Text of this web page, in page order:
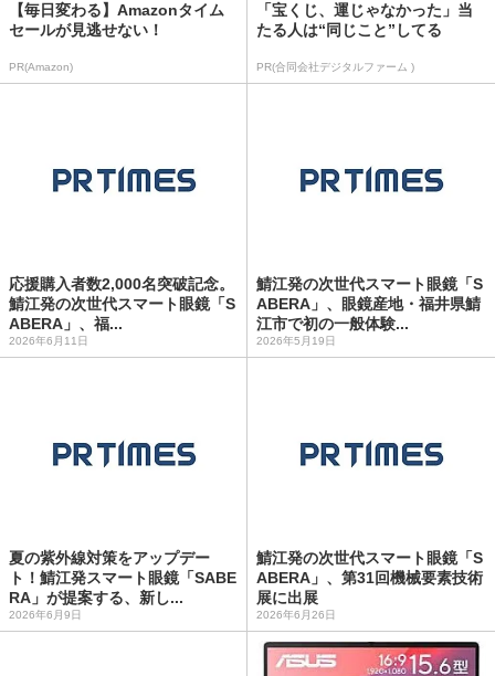
【毎日変わる】Amazonタイム
セールが見逃せない！
PR(Amazon)
「宝くじ、運じゃなかった」当
たる人は“同じこと”してる
PR(合同会社デジタルファーム )
応援購入者数2,000名突破記念。
鯖江発の次世代スマート眼鏡「S
ABERA」、福...
2026年6月11日
鯖江発の次世代スマート眼鏡「S
ABERA」、眼鏡産地・福井県鯖
江市で初の一般体験...
2026年5月19日
夏の紫外線対策をアップデー
ト！鯖江発スマート眼鏡「SABE
RA」が提案する、新し...
2026年6月9日
鯖江発の次世代スマート眼鏡「S
ABERA」、第31回機械要素技術
展に出展
2026年6月26日